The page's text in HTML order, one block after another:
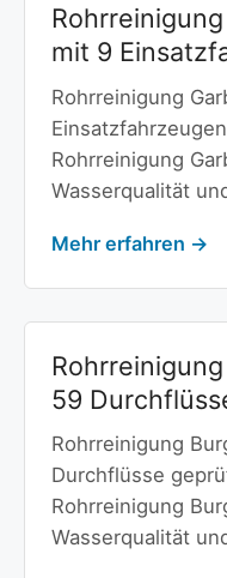
mit 9
Rohrreinigung
Rohrreinigung
Wasserqualität
Mehr erfahren →
59
Rohrreinigung
Durchflüsse
Rohrreinigung
Wasserqualität